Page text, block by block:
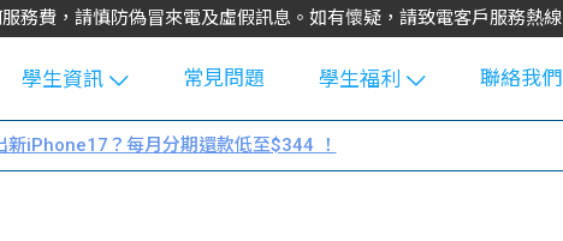
務費，請慎防偽冒來電及虛假訊息。如有懷疑，請致電客戶服務熱線
學生資訊
Blog
大專生筍
常見問題
學生福利
uFinance 校
園贊助
聯絡我們
新iPhone17？每月分期還款低至$344 ！